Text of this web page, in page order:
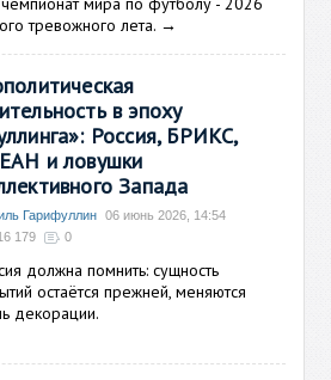
тревожного лета. →
в эпоху
Россия, БРИКС,
и ловушки
Запада
Гарифуллин
06 июнь 2026, 14:54
179
0
должна помнить: сущность
остаётся прежней, меняются
декорации.